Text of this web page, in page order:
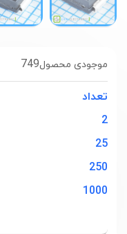
749موجودی محصول
تعداد
2
25
250
1000